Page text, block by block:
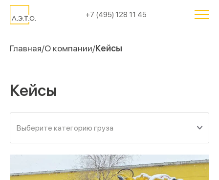
+7 (495) 128 11 45
Главная О компании Кейсы
Кейсы
Выберите категорию груза